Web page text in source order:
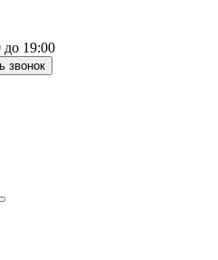
19:00
звонок